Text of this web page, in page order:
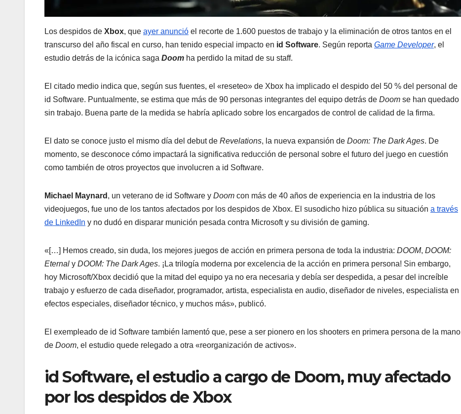
Los despidos de Xbox, que ayer anunció el recorte de 1.600 puestos de trabajo y la eliminación de otros tantos en el
transcurso del año fiscal en curso, han tenido especial impacto en id Software. Según reporta Game Developer, el
estudio detrás de la icónica saga Doom ha perdido la mitad de su staff.
El citado medio indica que, según sus fuentes, el «reseteo» de Xbox ha implicado el despido del 50 % del personal de
id Software. Puntualmente, se estima que más de 90 personas integrantes del equipo detrás de Doom se han quedado
sin trabajo. Buena parte de la medida se habría aplicado sobre los encargados de control de calidad de la firma.
El dato se conoce justo el mismo día del debut de Revelations, la nueva expansión de Doom: The Dark Ages. De
momento, se desconoce cómo impactará la significativa reducción de personal sobre el futuro del juego en cuestión
como también de otros proyectos que involucren a id Software.
Michael Maynard , un veterano de id Software y Doom con más de 40 años de experiencia en la industria de los
videojuegos, fue uno de los tantos afectados por los despidos de Xbox. El susodicho hizo pública su situación a través
de LinkedIn y no dudó en disparar munición pesada contra Microsoft y su división de gaming.
«[…] Hemos creado, sin duda, los mejores juegos de acción en primera persona de toda la industria: DOOM, DOOM:
Eternal y DOOM: The Dark Ages. ¡La trilogía moderna por excelencia de la acción en primera persona! Sin embargo,
hoy Microsoft/Xbox decidió que la mitad del equipo ya no era necesaria y debía ser despedida, a pesar del increíble
trabajo y esfuerzo de cada diseñador, programador, artista, especialista en audio, diseñador de niveles, especialista en
efectos especiales, diseñador técnico, y muchos más», publicó.
El exempleado de id Software también lamentó que, pese a ser pionero en los shooters en primera persona de la mano
de Doom, el estudio quede relegado a otra «reorganización de activos».
id Software, el estudio a cargo de Doom, muy afectado
por los despidos de Xbox